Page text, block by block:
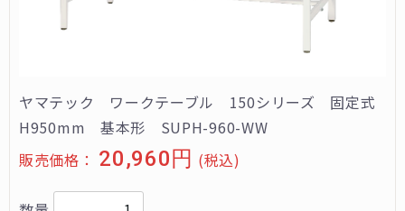
ヤマテック ワークテーブル 150シリーズ 固定式
H950mm 基本形 SUPH-960-WW
販売価格： 20,960円 (税込)